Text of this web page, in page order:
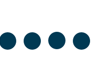
Facebook